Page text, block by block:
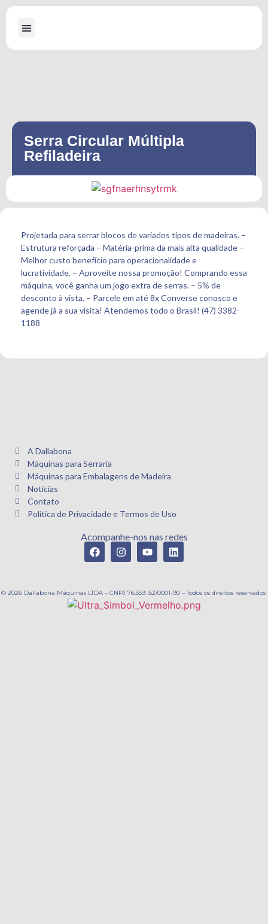
Serra Circular Múltipla
Refiladeira
Projetada para serrar blocos de variados tipos de madeiras. –
Estrutura reforçada – Matéria-prima da mais alta qualidade –
Melhor custo benefício para operacionalidade e
lucratividade. – Aproveite nossa promoção! Comprando essa
máquina, você ganha um jogo extra de serras. – 5% de
desconto à vista. – Parcele em até 8x Converse conosco e
agende já a sua visita! Atendemos todo o Brasil! (47) 3382-
1188
A Dallabona
Máquinas para Serraria
Máquinas para Embalagens de Madeira
Notícias
Contato
Política de Privacidade e Termos de Uso
Acompanhe-nos nas redes
© 2026 Dallabona Máquinas LTDA – CNPJ 76.559.152/0001-90 – Todos os direitos reservados